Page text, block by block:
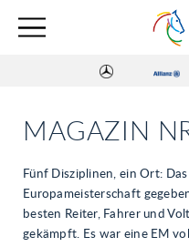
MAGAZIN
Fünf Disziplinen, ein Ort:
Europameisterschaft
besten Reiter, Fahrer und
gekämpft. Es war eine EM